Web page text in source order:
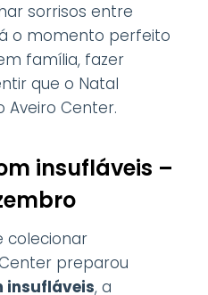
sorrisos entre
o momento perfeito
família, fazer
que o Natal
Aveiro Center.
insufláveis –
colecionar
preparou
insufláveis, a